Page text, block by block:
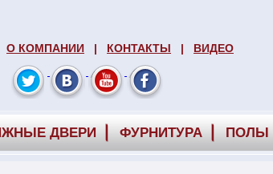
О КОМПАНИИ | КОНТАКТЫ | ВИДЕО
ДВЕРИ ФУРНИТУРА ПОЛЫ